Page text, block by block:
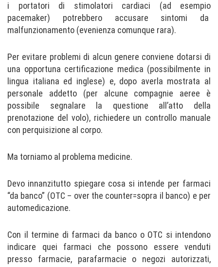
i portatori di stimolatori cardiaci (ad esempio
pacemaker) potrebbero accusare sintomi da
malfunzionamento (evenienza comunque rara).
Per evitare problemi di alcun genere conviene dotarsi di
una opportuna certificazione medica (possibilmente in
lingua italiana ed inglese) e, dopo averla mostrata al
personale addetto (per alcune compagnie aeree è
possibile segnalare la questione all’atto della
prenotazione del volo), richiedere un controllo manuale
con perquisizione al corpo.
Ma torniamo al problema medicine.
Devo innanzitutto spiegare cosa si intende per farmaci
“da banco” (OTC – over the counter=sopra il banco) e per
automedicazione.
Con il termine di farmaci da banco o OTC si intendono
indicare quei farmaci che possono essere venduti
presso farmacie, parafarmacie o negozi autorizzati,